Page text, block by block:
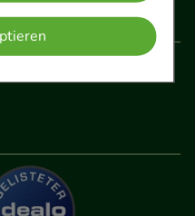
genutzt um das
zu gestalten,
des
an bevorzugte
ermöglichen es uns
Inhalte